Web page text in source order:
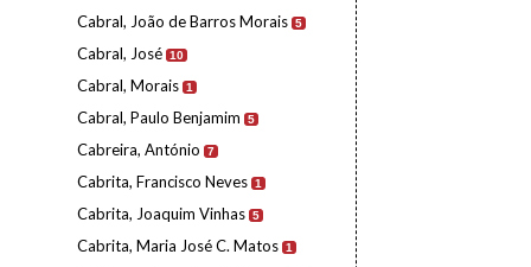
Cabral, João de Barros Morais 5
Cabral, José 10
Cabral, Morais 1
Cabral, Paulo Benjamim 5
Cabreira, António 7
Cabrita, Francisco Neves 1
Cabrita, Joaquim Vinhas 5
Cabrita, Maria José C. Matos 1